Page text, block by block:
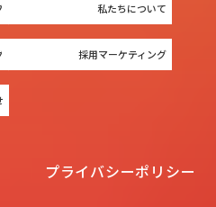
私たちについて
採用マーケティング
プライバシーポリシー